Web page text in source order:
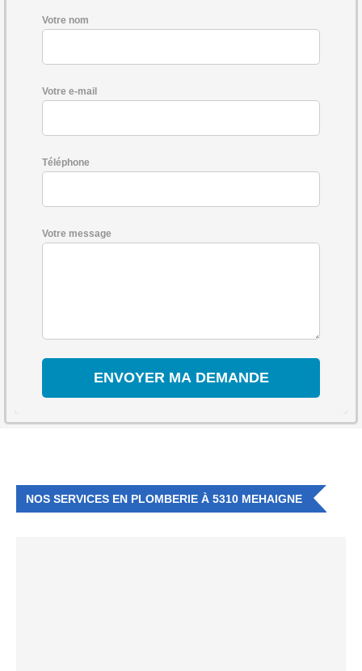
Votre nom
Votre e-mail
Téléphone
Votre message
NOS SERVICES EN PLOMBERIE À 5310 MEHAIGNE